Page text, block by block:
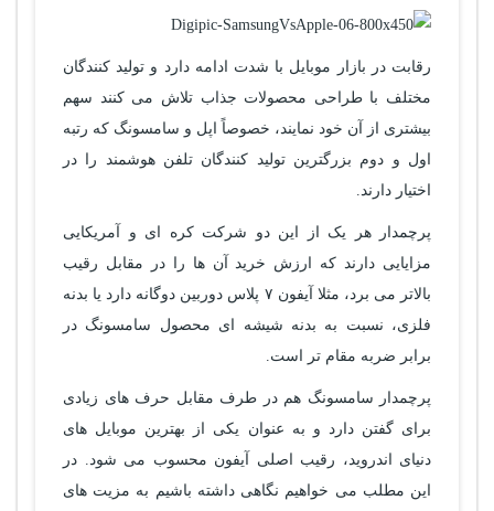
رقابت در بازار موبایل با شدت ادامه دارد و تولید کنندگان
مختلف با طراحی محصولات جذاب تلاش می کنند سهم
بیشتری از آن خود نمایند، خصوصاً اپل و سامسونگ که رتبه
اول و دوم بزرگترین تولید کنندگان تلفن هوشمند را در
اختیار دارند.
پرچمدار هر یک از این دو شرکت کره ای و آمریکایی
مزایایی دارند که ارزش خرید آن ها را در مقابل رقیب
بالاتر می برد، مثلا آیفون ۷ پلاس دوربین دوگانه دارد یا بدنه
فلزی، نسبت به بدنه شیشه ای محصول سامسونگ در
برابر ضربه مقام تر است.
پرچمدار سامسونگ هم در طرف مقابل حرف های زیادی
برای گفتن دارد و به عنوان یکی از بهترین موبایل های
دنیای اندروید، رقیب اصلی آیفون محسوب می شود. در
این مطلب می خواهیم نگاهی داشته باشیم به مزیت های